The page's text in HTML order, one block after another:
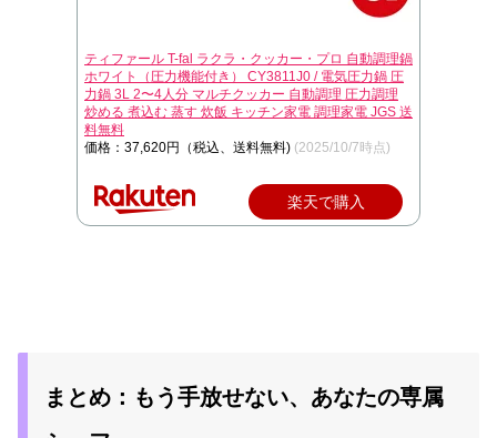
ティファール T-fal ラクラ・クッカー・プロ 自動調理鍋
ホワイト（圧力機能付き） CY3811J0 / 電気圧力鍋 圧
力鍋 3L 2〜4人分 マルチクッカー 自動調理 圧力調理
炒める 煮込む 蒸す 炊飯 キッチン家電 調理家電 JGS 送
料無料
価格：37,620円（税込、送料無料) (2025/10/7時点)
楽天で購入
まとめ：もう手放せない、あなたの専属